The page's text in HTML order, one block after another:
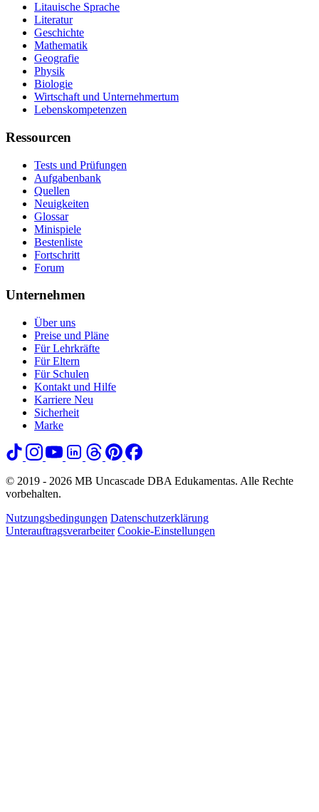
Litauische Sprache
Literatur
Geschichte
Mathematik
Geografie
Physik
Biologie
Wirtschaft und Unternehmertum
Lebenskompetenzen
Ressourcen
Tests und Prüfungen
Aufgabenbank
Quellen
Neuigkeiten
Glossar
Minispiele
Bestenliste
Fortschritt
Forum
Unternehmen
Über uns
Preise und Pläne
Für Lehrkräfte
Für Eltern
Für Schulen
Kontakt und Hilfe
Karriere Neu
Sicherheit
Marke
© 2019 - 2026 MB Uncascade DBA Edukamentas. Alle Rechte
vorbehalten.
Nutzungsbedingungen Datenschutzerklärung
Unterauftragsverarbeiter Cookie-Einstellungen